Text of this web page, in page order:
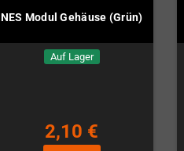
NES Modul Gehäuse (Grün)
Auf Lager
2,10 €